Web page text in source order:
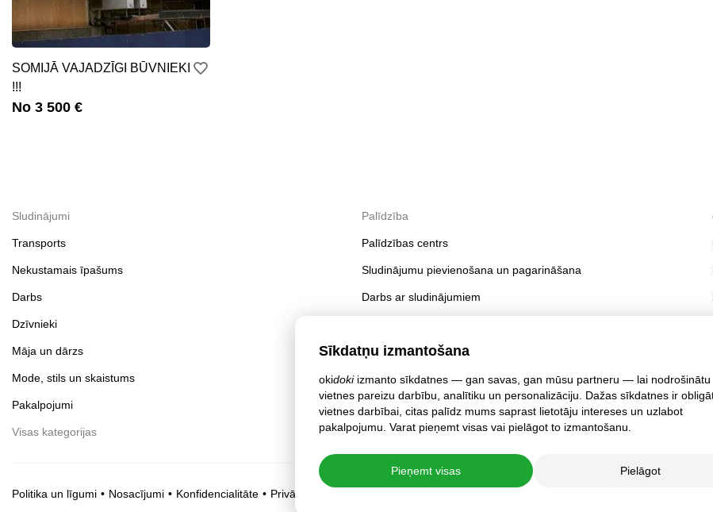
SOMIJĀ VAJADZĪGI BŪVNIEKI
!!!
No 3 500 €
Sīkdatņu izmantošana
okidokiizmanto sīkdatnes — gan savas, gan mūsu partneru — lai nodrošinātu
vietnes pareizu darbību, analītiku un personalizāciju. Dažas sīkdatnes ir
vietnes darbībai, citas palīdz mums saprast lietotāju intereses un uzlabot
pakalpojumu. Varat pieņemt visas vai pielāgot to izmantošanu.
Pieņemt visas Pielāgot
Sludinājumi
Transports
Nekustamais īpašums
Darbs
Dzīvnieki
Māja un dārzs
Mode, stils un skaistums
Pakalpojumi
Visas kategorijas
Palīdzība
Palīdzības centrs
Sludinājumu pievienošana un pagarināšana
Darbs ar sludinājumiem
Konta drošība
Politika un līgumi Nosacījumi Konfidencialitāte Privātuma iestatījumi